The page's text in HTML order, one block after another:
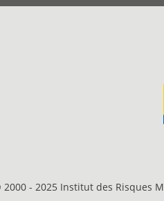
- 2025 Institut des Risques